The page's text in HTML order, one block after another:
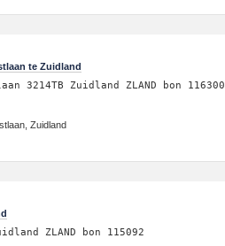
te Zuidland
3214TB Zuidland ZLAND bon 116300
Zuidland
ZLAND bon 115092